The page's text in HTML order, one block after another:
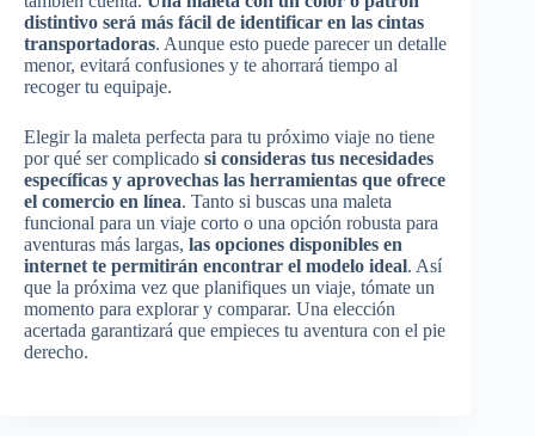
distintivo será más fácil de identificar en las cintas
transportadoras. Aunque esto puede parecer un detalle
menor, evitará confusiones y te ahorrará tiempo al
recoger tu equipaje.
Elegir la maleta perfecta para tu próximo viaje no tiene
por qué ser complicado si consideras tus necesidades
específicas y aprovechas las herramientas que ofrece
el comercio en línea. Tanto si buscas una maleta
funcional para un viaje corto o una opción robusta para
aventuras más largas, las opciones disponibles en
internet te permitirán encontrar el modelo ideal. Así
que la próxima vez que planifiques un viaje, tómate un
momento para explorar y comparar. Una elección
acertada garantizará que empieces tu aventura con el pie
derecho.